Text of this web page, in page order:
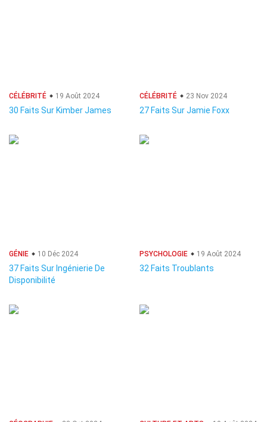
CÉLÉBRITÉ 19 Août 2024
30 Faits Sur Kimber James
CÉLÉBRITÉ 23 Nov 2024
27 Faits Sur Jamie Foxx
GÉNIE 10 Déc 2024
37 Faits Sur Ingénierie De
Disponibilité
PSYCHOLOGIE 19 Août 2024
32 Faits Troublants